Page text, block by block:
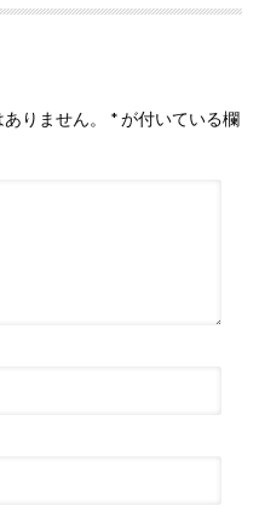
りません。 *が付いている欄